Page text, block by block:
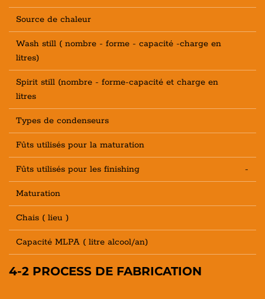
Source de chaleur
Wash still ( nombre - forme - capacité -charge en
litres)
Spirit still (nombre - forme-capacité et charge en
litres
Types de condenseurs
Fûts utilisés pour la maturation
Fûts utilisés pour les finishing -
Maturation
Chais ( lieu )
Capacité MLPA ( litre alcool/an)
4-2 PROCESS DE FABRICATION